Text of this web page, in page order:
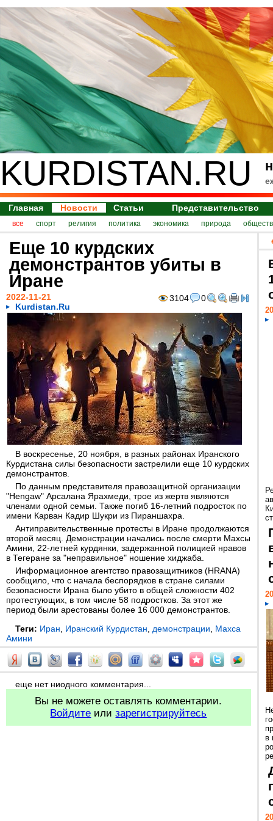
KURDISTAN.RU
Главная Новости Статьи Представительство
все спорт религия политика экономика природа
Еще 10 курдских
демонстрантов убиты в
Иране
3104 0
2022-11-21
Kurdistan.Ru
В воскресенье, 20 ноября, в разных районах Иранского
Курдистана силы безопасности застрелили еще 10 курдских
демонстрантов.
По данным представителя правозащитной организации
"Hengaw" Арсалана Ярахмеди, трое из жертв являются
членами одной семьи. Также погиб 16-летний подросток по
имени Карван Кадир Шукри из Пираншахра.
Антиправительственные протесты в Иране продолжаются
второй месяц. Демонстрации начались после смерти Махсы
Амини, 22-летней курдянки, задержанной полицией нравов
в Тегеране за "неправильное" ношение хиджаба.
Информационное агентство правозащитников (HRANA)
сообщило, что с начала беспорядков в стране силами
безопасности Ирана было убито в общей сложности 402
протестующих, в том числе 58 подростков. За этот же
период были арестованы более 16 000 демонстрантов.
Теги: Иран Иранский Курдистан демонстрации
Махса
Амини
еще нет ниодного комментария...
Вы не можете оставлять комментарии.
Войдите илизарегистрируйтесь
в